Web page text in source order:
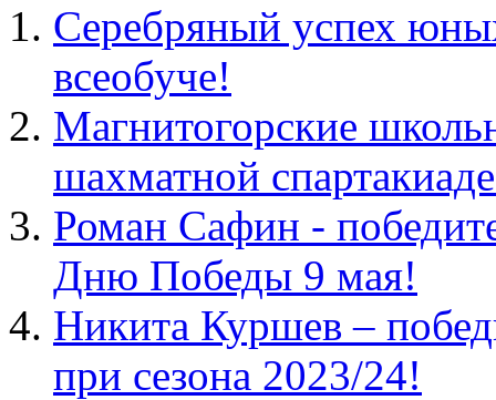
Серебряный успех
всеобуче!
Магнитогорские
шахматной
Роман Сафин -
Дню Победы 9 мая!
Никита Куршев –
при сезона 2023/24!